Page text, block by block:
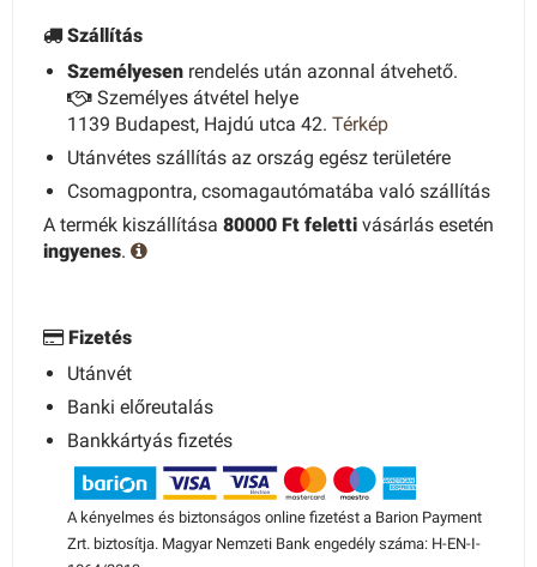
Szállítás
Személyesen rendelés után azonnal átvehető.
Személyes átvétel helye
1139 Budapest, Hajdú utca 42. Térkép
Utánvétes szállítás az ország egész területére
Csomagpontra, csomagautómatába való szállítás
A termék kiszállítása 80000 Ft feletti vásárlás esetén
ingyenes.
Fizetés
Utánvét
Banki előreutalás
Bankkártyás fizetés
A kényelmes és biztonságos online fizetést a Barion Payment
Zrt. biztosítja. Magyar Nemzeti Bank engedély száma: H-EN-I-